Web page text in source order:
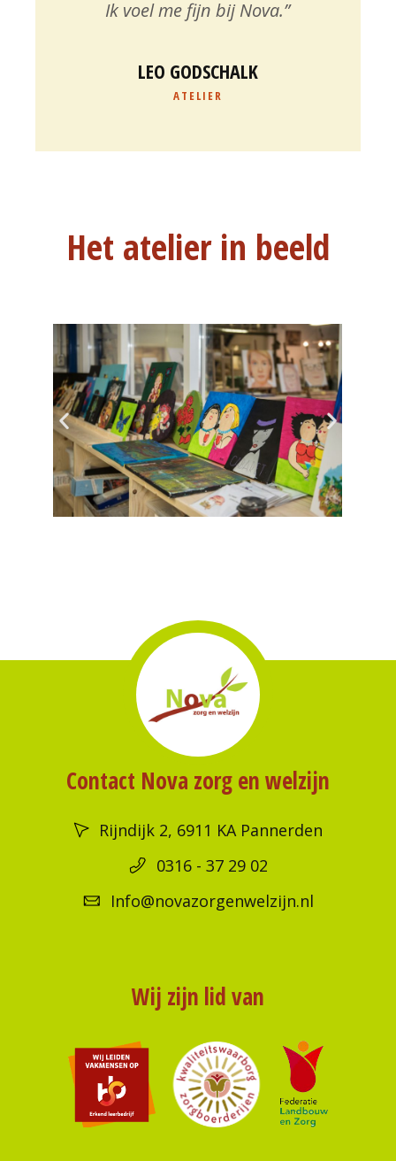
Ik voel me fijn bij Nova.”
LEO GODSCHALK
ATELIER
Het atelier in beeld
Contact Nova zorg en welzijn
Rijndijk 2, 6911 KA Pannerden
0316 - 37 29 02
Info@novazorgenwelzijn.nl
Wij zijn lid van